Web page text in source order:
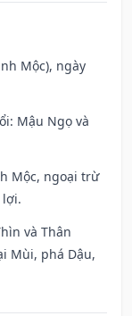
Mộc), ngày
Mậu Ngọ và
Mộc, ngoại trừ
lợi.
và Thân
Mùi, phá Dậu,